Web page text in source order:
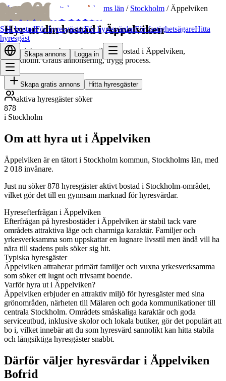
bofridbofrid
Sök bostadFör hyresgästerFör hyresvärdarFör fastighetsägareHitta
hyresgäst
Skapa annons Logga in
Hem/ Hyr ut bostad Stockholms län / Stockholm / Äppelviken
Hyr ut din bostad i Äppelviken
Hitta skötsamma hyresgäster till din bostad i Äppelviken,
Stockholm. Gratis annonsering, trygg process.
Skapa gratis annons Hitta hyresgäster
aktiva hyresgäster söker
878
i Stockholm
Om att hyra ut i Äppelviken
Äppelviken är en tätort i Stockholm kommun, Stockholms län, med
2 018 invånare.
Just nu söker 878 hyresgäster aktivt bostad i Stockholm-området,
vilket gör det till en gynnsam marknad för hyresvärdar.
Hyresefterfrågan i Äppelviken
Efterfrågan på hyresbostäder i Äppelviken är stabil tack vare
områdets attraktiva läge och charmiga karaktär. Familjer och
yrkesverksamma som uppskattar en lugnare livsstil men ändå vill ha
nära till stadens puls söker sig hit.
Typiska hyresgäster
Äppelviken attraherar primärt familjer och vuxna yrkesverksamma
som söker ett lugnt och trivsamt boende.
Varför hyra ut i Äppelviken?
Äppelviken erbjuder en attraktiv miljö för hyresgäster med sina
grönområden, närheten till Mälaren och goda kommunikationer till
centrala Stockholm. Områdets småskaliga karaktär och goda
serviceutbud, inklusive skolor och lokala butiker, gör det populärt att
bo i, vilket innebär att du som hyresvärd sannolikt kan hitta stabila
och långsiktiga hyresgäster snabbt.
Därför väljer hyresvärdar i Äppelviken
Bofrid